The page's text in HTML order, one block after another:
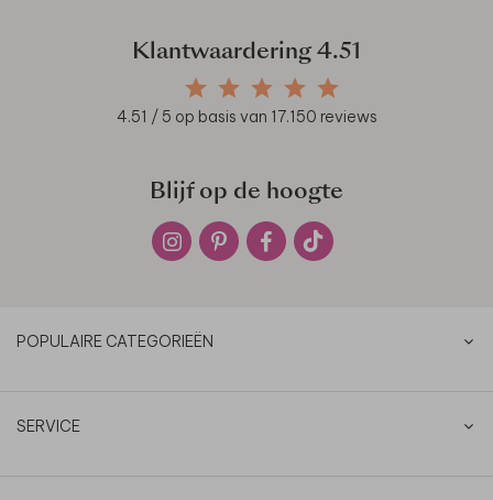
Klantwaardering 4.51
4.51 / 5 op basis van 17.150 reviews
Blijf op de hoogte
POPULAIRE CATEGORIEËN
SERVICE